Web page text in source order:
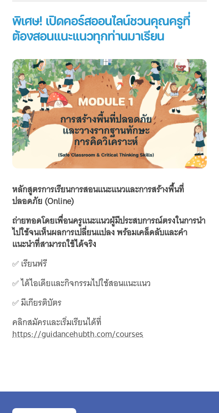
พิเศษ! เปิดคอร์สออนไลน์ชวนคุณครูที่
ต้องสอนแนะแนวทุกท่านมาเรียน
หลักสูตรการเรียนการสอนแนะแนวและการสร้างพื้นที่
ปลอดภัย (Online)
ถ่ายทอดโดยเพื่อนครูแนะแนวผู้มีประสบการณ์ตรงในการนำ
ไปใช้จนเห็นผลการเปลี่ยนแปลง พร้อมเคล็ดลับและคำ
แนะนำที่สามารถใช้ได้จริง
✅ เรียนฟรี
✅ ได้ไอเดียและกิจกรรมไปใช้สอนแนะแนว
✅ มีเกียรติบัตร
คลิกสมัครและเริ่มเรียนได้ที่
https://guidancehubth.com/courses